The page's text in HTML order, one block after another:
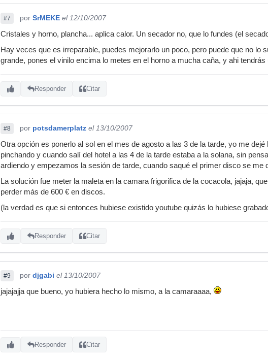
#7 por SrMEKE el 12/10/2007
Cristales y horno, plancha... aplica calor. Un secador no, que lo fundes (el
Hay veces que es irreparable, puedes mejorarlo un poco, pero puede que no lo
grande, pones el vinilo encima lo metes en el horno a mucha caña, y ahi tendrás
Responder Citar
#8 por potsdamerplatz el 13/10/2007
Otra opción es ponerlo al sol en el mes de agosto a las 3 de la tarde, yo me
pinchando y cuando salí del hotel a las 4 de la tarde estaba a la solana, sin
ardiendo y empezamos la sesión de tarde, cuando saqué el primer disco se me
La solución fue meter la maleta en la camara frigorifica de la cocacola, jajaja,
perder más de 600 € en discos.
(la verdad es que si entonces hubiese existido youtube quizás lo hubiese
Responder Citar
#9 por djgabi el 13/10/2007
jajajajja que bueno, yo hubiera hecho lo mismo, a la camaraaaa,
Responder Citar